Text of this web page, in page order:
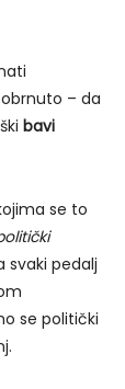
– da
bavi
se to
svaki pedalj
se politički